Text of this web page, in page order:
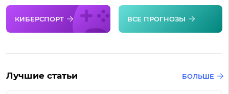
КИБЕРСПОРТ ВСЕ ПРОГНОЗЫ
Лучшие статьи БОЛЬШЕ